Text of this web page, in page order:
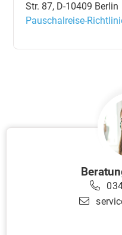
Str. 87, D-10409 Berlin
Pauschalreise-